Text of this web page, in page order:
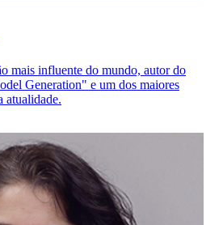
mais influente do mundo, autor do
Generation" e um dos maiores
atualidade.